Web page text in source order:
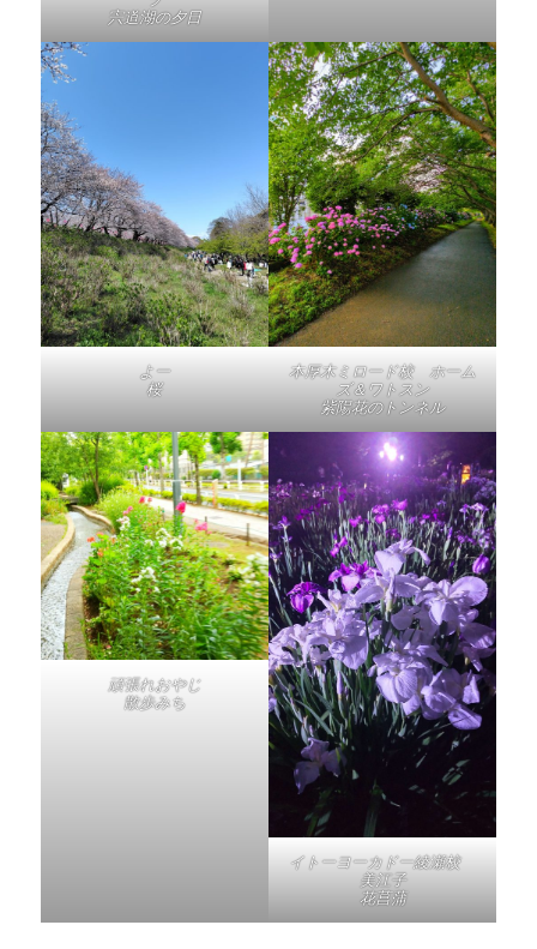
宍道湖の夕日
よー
桜
本厚木ミロード校 ホーム
ズ＆ワトスン
紫陽花のトンネル
頑張れおやじ
散歩みち
イトーヨーカドー綾瀬校
美江子
花菖蒲